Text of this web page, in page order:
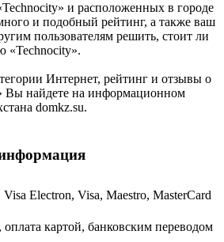
и расположенных в городе
и подобный рейтинг, а также ваш
пользователям решить, стоит ли
«Technocity».
Интернет, рейтинг и отзывы о
Вы найдете на информационном
domkz.su.
Electron, Visa, Maestro, MasterCard
картой, банковским переводом